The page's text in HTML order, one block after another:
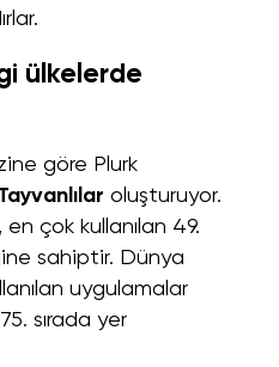
ülkelerde
göre Plurk
oluşturuyor.
en çok kullanılan 49.
sahiptir. Dünya
uygulamalar
sırada yer